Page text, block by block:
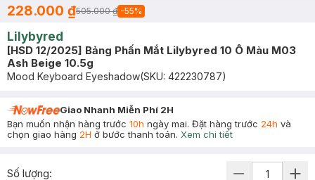
228.000 ₫505.000 ₫ -55%
Lilybyred
[HSD 12/2025] Bảng Phấn Mắt Lilybyred 10 Ô Màu M03
Ash Beige 10.5g
Mood Keyboard Eyeshadow(SKU: 422230787)
Giao Nhanh Miễn Phí 2H
Bạn muốn nhận hàng trước 10h ngày mai. Đặt hàng trước 24h và
chọn giao hàng 2H ở bước thanh toán. Xem chi tiết
Số lượng: